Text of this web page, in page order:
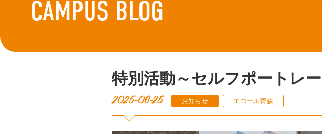
CAMPUS BLOG
特別活動～セルフポートレ
2025-06-25 お知らせ エコール青森